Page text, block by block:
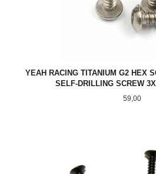
YEAH RACING TITANIUM G2 HEX
SELF-DRILLING SCREW
Pris
59,00